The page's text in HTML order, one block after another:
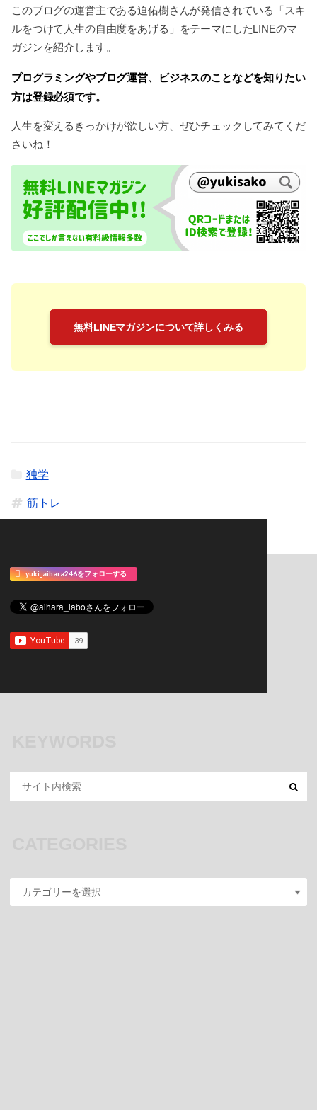
このブログの運営主である迫佑樹さんが発信されている「スキ
ルをつけて人生の自由度をあげる」をテーマにしたLINEのマ
ガジンを紹介します。
プログラミングやブログ運営、ビジネスのことなどを知りたい
方は登録必須です。
人生を変えるきっかけが欲しい方、ぜひチェックしてみてくだ
さいね！
無料LINEマガジンについて詳しくみる
独学
筋トレ
yuki_aihara246をフォローする